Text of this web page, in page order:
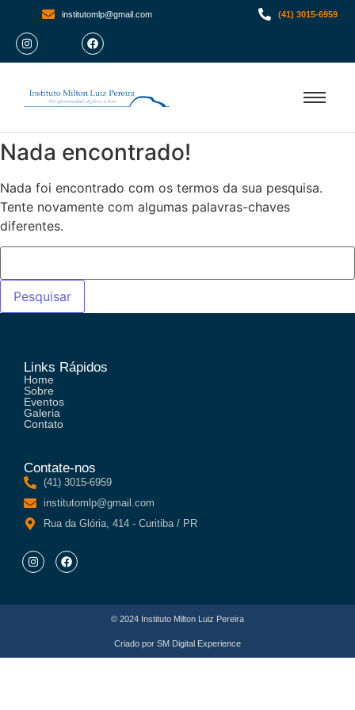
institutomlp@gmail.com (41) 3015-6959
Nada encontrado!
Nada foi encontrado com os termos da sua pesquisa.
Tente novamente com algumas palavras-chaves
diferentes.
Links Rápidos
Home
Sobre
Eventos
Galeria
Contato
Contate-nos
(41) 3015-6959
institutomlp@gmail.com
Rua da Glória, 414 - Curitiba / PR
© 2024 Instituto Milton Luiz Pereira
Criado por SM Digital Experience